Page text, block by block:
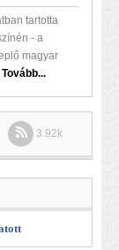
tartotta
- a
magyar
Tovább...
3.92k